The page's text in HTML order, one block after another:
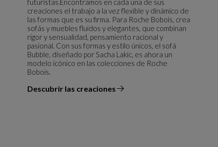
futuristas.Encontramos en cada una de sus
creaciones el trabajo a la vez flexible y dinámico de
las formas que es su firma. Para Roche Bobois, crea
sofás y muebles fluidos y elegantes, que combinan
rigor y sensualidad, pensamiento racional y
pasional. Con sus formas y estilo únicos, el sofá
Bubble, diseñado por Sacha Lakic, es ahora un
modelo icónico en las colecciones de Roche
Bobois.
Descubrir las creaciones
el diseñador